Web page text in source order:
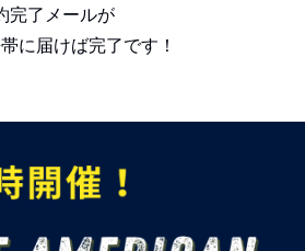
完了メールが
に届けば完了です！